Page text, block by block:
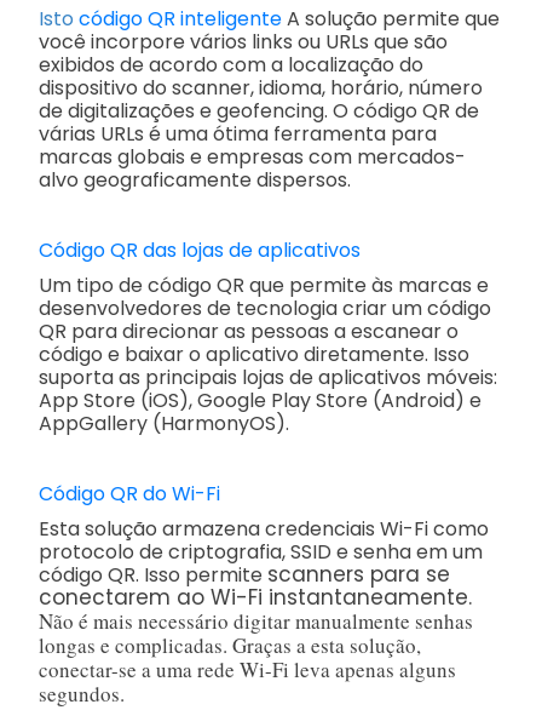
Isto código QR inteligenteA solução permite que
você incorpore vários links ou URLs que são
exibidos de acordo com a localização do
dispositivo do scanner, idioma, horário, número
de digitalizações e geofencing. O código QR de
várias URLs é uma ótima ferramenta para
marcas globais e empresas com mercados-
alvo geograficamente dispersos.
Código QR das lojas de aplicativos
Um tipo de código QR que permite às marcas e
desenvolvedores de tecnologia criar um código
QR para direcionar as pessoas a escanear o
código e baixar o aplicativo diretamente. Isso
suporta as principais lojas de aplicativos móveis:
App Store (iOS), Google Play Store (Android) e
AppGallery (HarmonyOS).
Código QR do Wi-Fi
Esta solução armazena credenciais Wi-Fi como
protocolo de criptografia, SSID e senha em um
código QR. Isso permite scanners para se
conectarem ao Wi-Fi instantaneamente.
Não é mais necessário digitar manualmente senhas
longas e complicadas. Graças a esta solução,
conectar-se a uma rede Wi-Fi leva apenas alguns
segundos.